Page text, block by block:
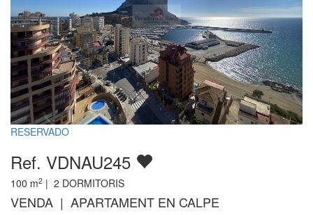
RESERVADO
Ref. VDNAU245
100 m2 | 2 DORMITORIS
VENDA | APARTAMENT EN CALPE